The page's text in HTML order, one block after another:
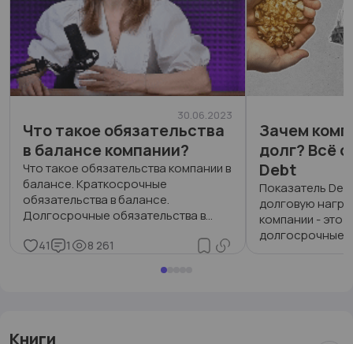
30.06.2023
Что такое обязательства
в балансе компании?
Что такое обязательства компании в
балансе. Краткосрочные
обязательства в балансе.
Долгосрочные обязательства в
41 1 8 261
Зачем
долг? Всё
Debt
Показатель
долговую
компании - это
долгосрочные
Книги